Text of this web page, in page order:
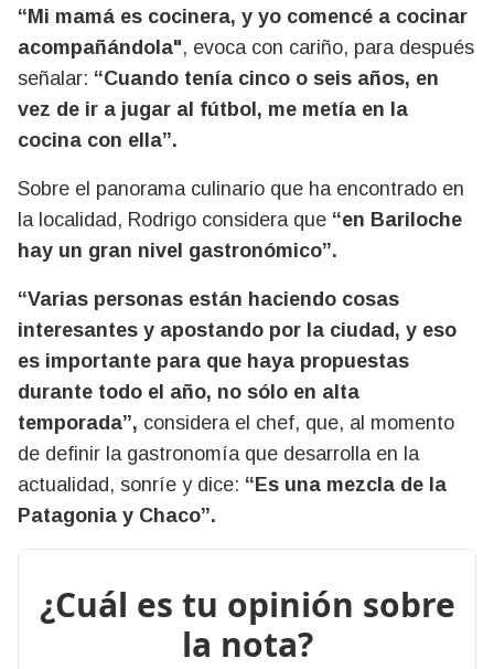
“Mi mamá es cocinera, y yo comencé a cocinar
acompañándola", evoca con cariño, para después
señalar: “Cuando tenía cinco o seis años, en
vez de ir a jugar al fútbol, me metía en la
cocina con ella”.
Sobre el panorama culinario que ha encontrado en
la localidad, Rodrigo considera que “en Bariloche
hay un gran nivel gastronómico”.
“Varias personas están haciendo cosas
interesantes y apostando por la ciudad, y eso
es importante para que haya propuestas
durante todo el año, no sólo en alta
temporada”, considera el chef, que, al momento
de definir la gastronomía que desarrolla en la
actualidad, sonríe y dice: “Es una mezcla de la
Patagonia y Chaco”.
¿Cuál es tu opinión sobre
la nota?